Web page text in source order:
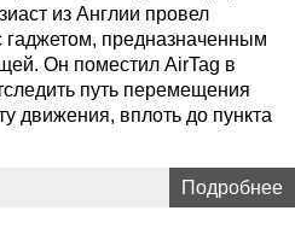
из Англии провел
гаджетом, предназначенным
Он поместил AirTag в
путь перемещения
движения, вплоть до пункта
Подробнее